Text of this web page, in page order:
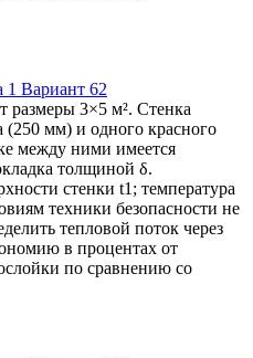
1 Вариант 62
размеры 3×5 м². Стенка
(250 мм) и одного красного
между ними имеется
толщиной δ.
стенки t1; температура
техники безопасности не
тепловой поток через
в процентах от
по сравнению со